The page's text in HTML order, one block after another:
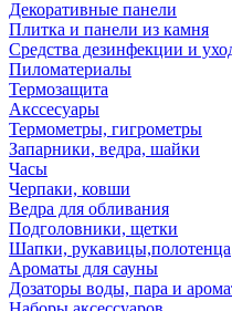
Декоративные панели
Плитка и панели из камня
Средства дезинфекции и
Пиломатериалы
Термозащита
Аксcесуары
Термометры, гигрометры
Запарники, ведра, шайки
Часы
Черпаки, ковши
Ведра для обливания
Подголовники, щетки
Шапки, рукавицы,полотенца
Ароматы для сауны
Дозаторы воды, пара и